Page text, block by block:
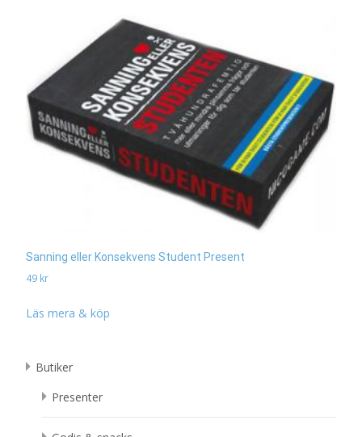
Sanning eller Konsekvens Student Present
49 kr
Läs mera & köp
Butiker
Presenter